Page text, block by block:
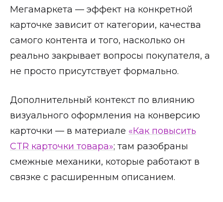
Мегамаркета — эффект на конкретной
карточке зависит от категории, качества
самого контента и того, насколько он
реально закрывает вопросы покупателя, а
не просто присутствует формально.
Дополнительный контекст по влиянию
визуального оформления на конверсию
карточки — в материале «Как повысить
CTR карточки товара»; там разобраны
смежные механики, которые работают в
связке с расширенным описанием.